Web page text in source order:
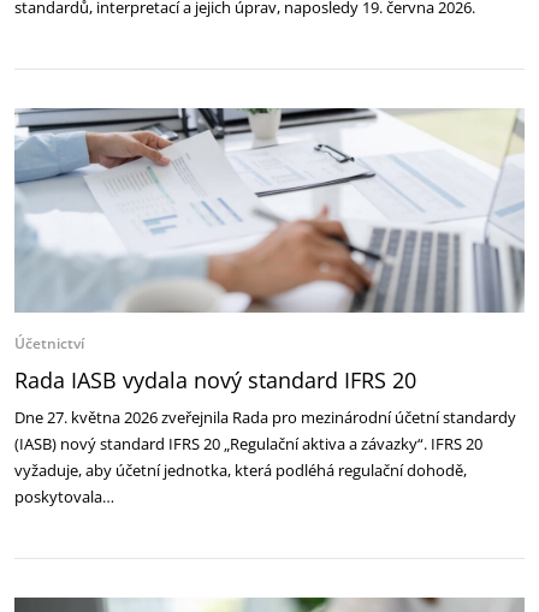
standardů, interpretací a jejich úprav, naposledy 19. června 2026.
Účetnictví
Rada IASB vydala nový standard IFRS 20
Dne 27. května 2026 zveřejnila Rada pro mezinárodní účetní standardy
(IASB) nový standard IFRS 20 „Regulační aktiva a závazky“. IFRS 20
vyžaduje, aby účetní jednotka, která podléhá regulační dohodě,
poskytovala…